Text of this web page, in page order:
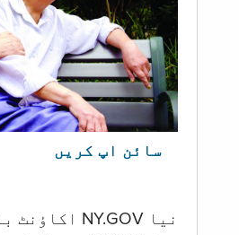
سائن اپ کریں
نیا NY.GOV اکاؤنٹ بنائیں